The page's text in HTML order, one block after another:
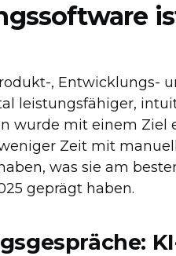
, Entwicklungs-
leistungsfähiger,
wurde mit einem Ziel
Zeit mit
was sie am
geprägt haben.